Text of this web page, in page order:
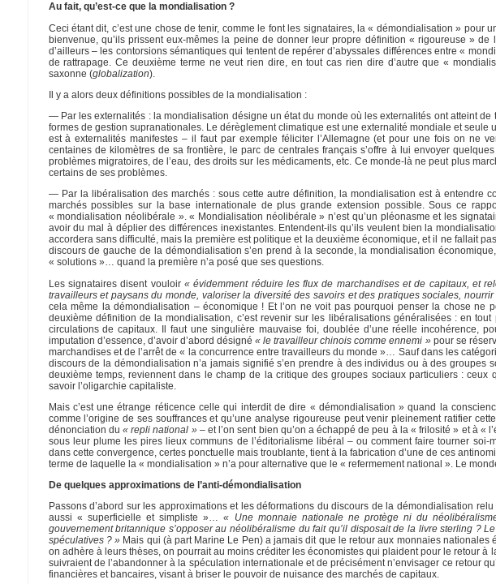
Au fait, qu’est-ce que la mondialisation ?
Ceci étant dit, c’est une chose de tenir, comme le font les signataires, la « démondialisation » pour
bienvenue, qu’ils prissent eux-mêmes la peine de donner leur propre définition « rigoureuse »
d’ailleurs – les contorsions sémantiques qui tentent de repérer d’abyssales différences entre «
de rattrapage. Ce deuxième terme ne veut rien dire, en tout cas rien dire d’autre que «
saxonne (globalization).
Il y a alors deux définitions possibles de la mondialisation :
— Par les externalités : la mondialisation désigne un état du monde où les externalités ont atteint
formes de gestion supranationales. Le dérèglement climatique est une externalité mondiale et
est à externalités manifestes – il faut par exemple féliciter l’Allemagne (et pour une fois on ne
centaines de kilomètres de sa frontière, le parc de centrales français s’offre à lui envoyer
problèmes migratoires, de l’eau, des droits sur les médicaments, etc. Ce monde-là ne peut plus
certains de ses problèmes.
— Par la libéralisation des marchés : sous cette autre définition, la mondialisation est à entendre
marchés possibles sur la base internationale de plus grande extension possible. Sous ce
« mondialisation néolibérale ». « Mondialisation néolibérale » n’est qu’un pléonasme et les
avoir du mal à déplier des différences inexistantes. Entendent-ils qu’ils veulent bien la
accordera sans difficulté, mais la première est politique et la deuxième économique, et il ne fallait
discours de gauche de la démondialisation s’en prend à la seconde, la mondialisation
« solutions »… quand la première n’a posé que ses questions.
Les signataires disent vouloir « évidemment réduire les flux de marchandises et de capitaux, et
travailleurs et paysans du monde, valoriser la diversité des savoirs et des pratiques sociales,
cela même la démondialisation – économique ! Et l’on ne voit pas pourquoi penser la chose ne
deuxième définition de la mondialisation, c’est revenir sur les libéralisations généralisées : en
circulations de capitaux. Il faut une singulière mauvaise foi, doublée d’une réelle incohérence,
imputation d’essence, d’avoir d’abord désigné« le travailleur chinois comme ennemi »pour se
marchandises et de l’arrêt de « la concurrence entre travailleurs du monde »… Sauf dans les
discours de la démondialisation n’a jamais signifié s’en prendre à des individus ou à des groupes
deuxième temps, reviennent dans le champ de la critique des groupes sociaux particuliers :
savoir l’oligarchie capitaliste.
Mais c’est une étrange réticence celle qui interdit de dire « démondialisation » quand la
comme l’origine de ses souffrances et qu’une analyse rigoureuse peut venir pleinement ratifier
dénonciation du « repli national »– et l’on sent bien qu’on a échappé de peu à la « frilosité » et à «
sous leur plume les pires lieux communs de l’éditorialisme libéral – ou comment faire tourner
dans cette convergence, certes ponctuelle mais troublante, tient à la fabrication d’une de ces
terme de laquelle la « mondialisation » n’a pour alternative que le « refermement national ». Le
De quelques approximations de l’anti-démondialisation
Passons d’abord sur les approximations et les déformations du discours de la démondialisation
aussi « superficielle et simpliste »…« Une monnaie nationale ne protège ni du
gouvernement britannique s’opposer au néolibéralisme du fait qu’il disposait de la livre sterling ?
spéculatives ? » Mais qui (à part Marine Le Pen) a jamais dit que le retour aux monnaies
on adhère à leurs thèses, on pourrait au moins créditer les économistes qui plaident pour le retour à
suivraient de l’abandonner à la spéculation internationale et de précisément n’envisager ce retour
financières et bancaires, visant à briser le pouvoir de nuisance des marchés de capitaux.